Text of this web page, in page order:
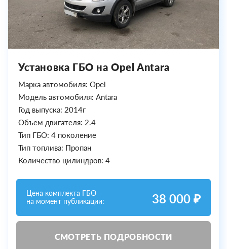
Установка ГБО на Opel Antara
Марка автомобиля: Opel
Модель автомобиля: Antara
Год выпуска: 2014г
Объем двигателя: 2.4
Тип ГБО: 4 поколение
Тип топлива: Пропан
Количество цилиндров: 4
Цена комплекта ГБО
на момент публикации:
38 000 ₽
СМОТРЕТЬ ПОДРОБНОСТИ